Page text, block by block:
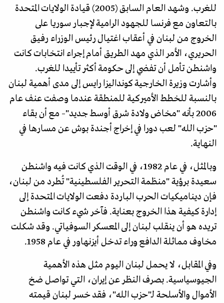
للغرب. وشهد العام السابق (2005) قيادة الولايات المتحدة
بالتعاون مع فرنسا للجهود الرامية لإجبار سوريا على
الخروج من لبنان في أعقاب اغتيال رئيس الوزراء رفيق
الحريري، الأمر الذي مهد الطريق أمام إجراء انتخابات كانت
واشنطن تأمل أن تفضي إلى حكومة أكثر تأييدا للغرب.
وأشارت وزيرة الخارجية كونداليزا رايس إلى مدى أهمية لبنان
بالنسبة للخطط الأميركية للمنطقة عندما وصفت عنف عام
2006 بأنه "مخاض ولادة شرق أوسط جديد"– مع أن بقاء
"حزب الله" لعب دورا في إخراج أجندة بوش عن مسارها في
النهاية.
وبالمثل، في عام 1982، في الوقت الذي كانت فيه واشنطن
سعيدة برؤية "منظمة التحرير الفلسطينية" تُطرد من لبنان،
فإن ديناميكيات الحرب الباردة دفعت الولايات المتحدة إلى
إدارة كيفية هذا الخروج بعناية. فآخر شيء كانت واشنطن
تريده هو أن ينقلب لبنان إلى المعسكر السوفياتي. وقد شكلت
مخاوف مماثلة الدافع وراء تدخل أيزنهاور في عام 1958.
وفي المقابل، لا يحمل لبنان اليوم مثل هذه الأهمية
الجيوسياسية. بصرف النظر عن إيران، التي تواصل ضخ
الأموال والأسلحة لـ"حزب الله"، فقد خسر لبنان قيمته